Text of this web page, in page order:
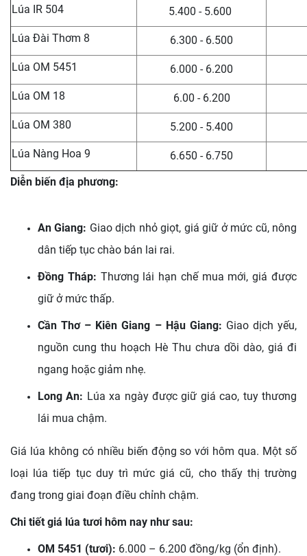
Lúa IR 504 5.400 - 5.600
Lúa Đài Thơm 8 6.300 - 6.500
Lúa OM 5451 6.000 - 6.200
Lúa OM 18 6.00 - 6.200
Lúa OM 380 5.200 - 5.400
Lúa Nàng Hoa 9
6.650 - 6.750
Diễn biến địa phương:
An Giang: Giao dịch nhỏ giọt, giá giữ ở mức cũ, nông
dân tiếp tục chào bán lai rai.
Đồng Tháp: Thương lái hạn chế mua mới, giá được
giữ ở mức thấp.
Cần Thơ – Kiên Giang – Hậu Giang: Giao dịch yếu,
nguồn cung thu hoạch Hè Thu chưa dồi dào, giá đi
ngang hoặc giảm nhẹ.
Long An: Lúa xa ngày được giữ giá cao, tuy thương
lái mua chậm.
Giá lúa không có nhiều biến động so với hôm qua. Một số
loại lúa tiếp tục duy trì mức giá cũ, cho thấy thị trường
đang trong giai đoạn điều chỉnh chậm.
Chi tiết giá lúa tươi hôm nay như sau:
OM 5451 (tươi): 6.000 – 6.200 đồng/kg (ổn định).